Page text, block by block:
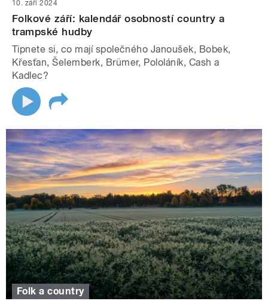
10. září 2024
Folkové září: kalendář osobností country a
trampské hudby
Tipnete si, co mají společného Janoušek, Bobek,
Křesťan, Šelemberk, Brümer, Pololáník, Cash a
Kadlec?
Folk a country